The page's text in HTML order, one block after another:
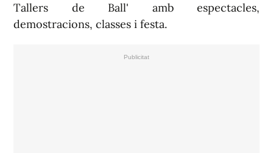
Tallers de Ball' amb espectacles,
demostracions, classes i festa.